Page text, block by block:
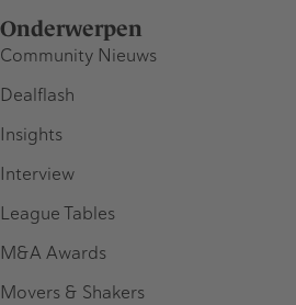
Onderwerpen
Community Nieuws
Dealflash
Insights
Interview
League Tables
M&A Awards
Movers & Shakers